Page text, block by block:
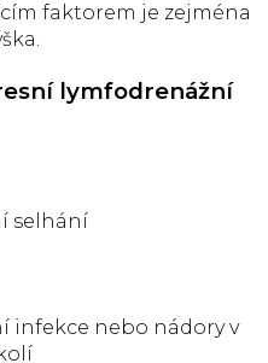
faktorem je zejména
lymfodrenážní
selhání
infekce nebo nádory v